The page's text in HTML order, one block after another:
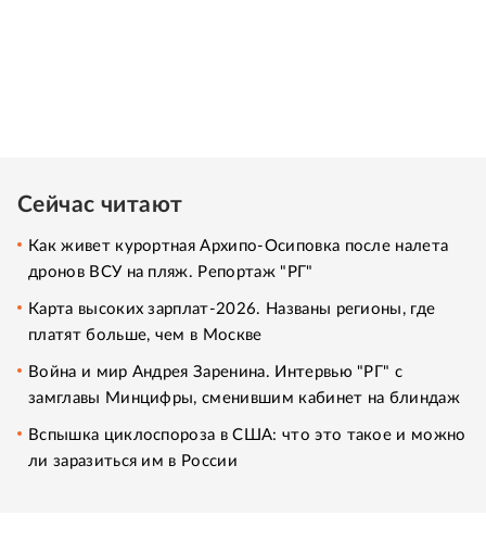
Сейчас читают
Как живет курортная Архипо-Осиповка после налета
дронов ВСУ на пляж. Репортаж "РГ"
Карта высоких зарплат-2026. Названы регионы, где
платят больше, чем в Москве
Война и мир Андрея Заренина. Интервью "РГ" с
замглавы Минцифры, сменившим кабинет на блиндаж
Вспышка циклоспороза в США: что это такое и можно
ли заразиться им в России